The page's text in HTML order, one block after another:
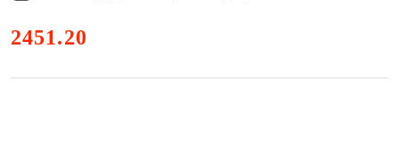
cena:
2451.20